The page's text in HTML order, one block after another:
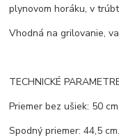
plynovom horáku, v
Vhodná na grilovanie,
TECHNICKÉ
Priemer bez ušiek: 50 cm.
Spodný priemer: 44,5 cm.